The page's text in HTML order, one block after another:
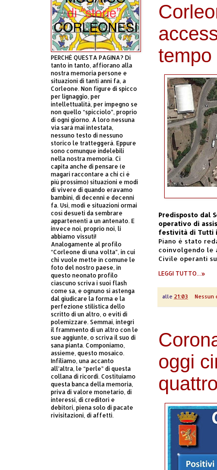
tempo
Predisposto dal
operativo di
festività di Tutti i
Piano è stato
coinvolgendo le
Civile operanti
LEGGI TUTTO...»
alle 21:03 Nessun
oggi
PERCHÈ QUESTA PAGINA? Di
tanto in tanto, affiorano alla
nostra memoria persone e
situazioni di tanti anni fa, a
Corleone. Non figure di spicco
per lignaggio, per
intellettualità, per impegno se
non quello “spicciolo”, proprio
di ogni giorno. A loro nessuna
via sarà mai intestata,
nessuno testo di nessuno
storico le tratteggerà. Eppure
sono comunque indelebili
nella nostra memoria. Ci
capita anche di pensare (e
magari raccontare a chi ci è
più prossimo) situazioni e modi
di vivere di quando eravamo
bambini, di decenni e decenni
fa. Usi, modi e situazioni ormai
così desueti da sembrare
appartenenti a un antenato. E
invece noi, proprio noi, li
abbiamo vissuti!
Analogamente al profilo
“Corleone di una volta”, in cui
chi vuole mette in comune le
foto del nostro paese, in
questo neonato profilo
ciascuno scriva i suoi flash
come sa, e ognuno si astenga
dal giudicare la forma e la
perfezione stilistica dello
scritto di un altro, o eviti di
polemizzare. Semmai, integri
il frammento di un altro con le
sue aggiunte, o scriva il suo di
sana pianta. Componiamo,
assieme, questo mosaico.
Infiliamo, una accanto
all’altra, le “perle” di questa
collana di ricordi. Costituiamo
questa banca della memoria,
priva di valore monetario, di
interessi, di creditori e
debitori, piena solo di pacate
rivisitazioni, di affetti.